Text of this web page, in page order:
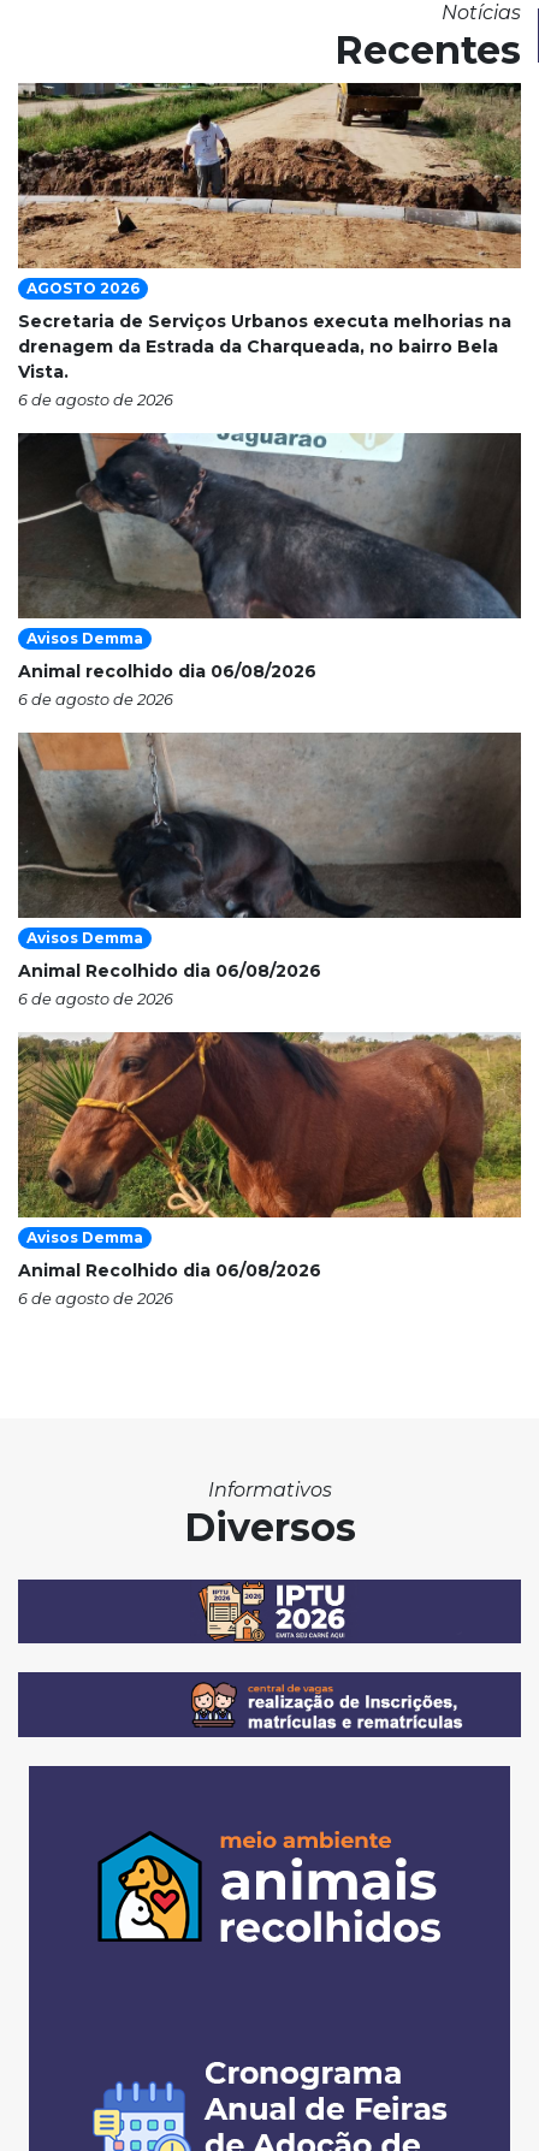
Notícias
Recentes
AGOSTO 2026
Secretaria de Serviços Urbanos executa melhorias na
drenagem da Estrada da Charqueada, no bairro Bela
Vista.
6 de agosto de 2026
Avisos Demma
Animal recolhido dia 06/08/2026
6 de agosto de 2026
Avisos Demma
Animal Recolhido dia 06/08/2026
6 de agosto de 2026
Avisos Demma
Animal Recolhido dia 06/08/2026
6 de agosto de 2026
Informativos
Diversos